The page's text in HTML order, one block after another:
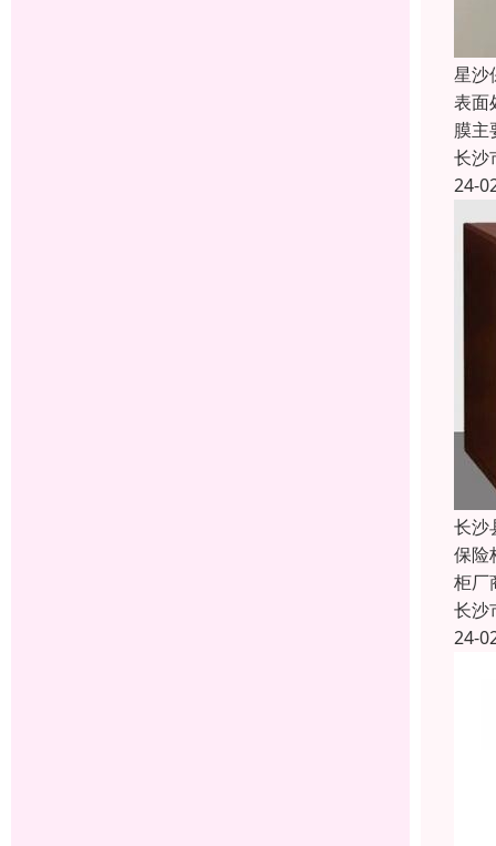
星沙
表面
膜主
长沙
24-
长沙
保险
柜厂
长沙
24-